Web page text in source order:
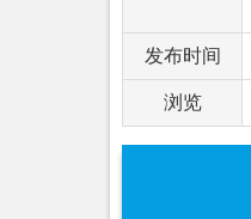
发布时间
浏览